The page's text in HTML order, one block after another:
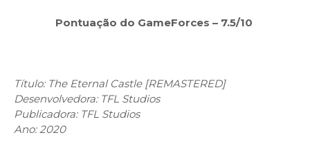
Pontuação do GameForces – 7.5/10
Título: The Eternal Castle [REMASTERED]
Desenvolvedora: TFL Studios
Publicadora: TFL Studios
Ano: 2020